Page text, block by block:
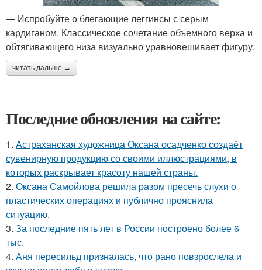
— Испробуйте о блегающие леггинсы с серым
кардиганом. Классическое сочетание объемного верха и
обтягивающего низа визуально уравновешивает фигуру.
читать дальше →
Последние обновления на сайте:
1. Астраханская художница Оксана осадченко создаёт
сувенирную продукцию со своими иллюстрациями, в
которых раскрывает красоту нашей страны.
2. Оксана Самойлова решила разом пресечь слухи о
пластических операциях и публично прояснила
ситуацию.
3. За последние пять лет в России построено более 6
тыс.
4. Аня пересильд призналась, что рано повзрослела и